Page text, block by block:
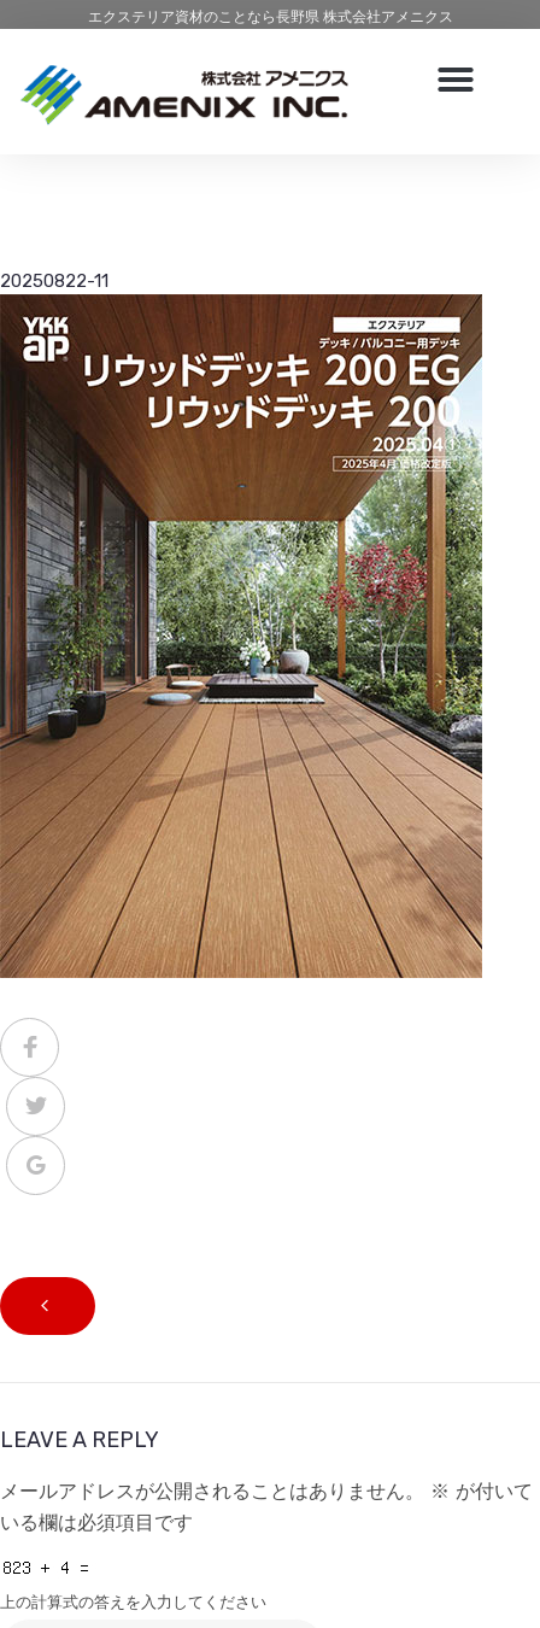
エクステリア資材のことなら長野県 株式会社アメニクス
20250822-11
LEAVE A REPLY
メールアドレスが公開されることはありません。 ※ が付いて
いる欄は必須項目です
上の計算式の答えを入力してください